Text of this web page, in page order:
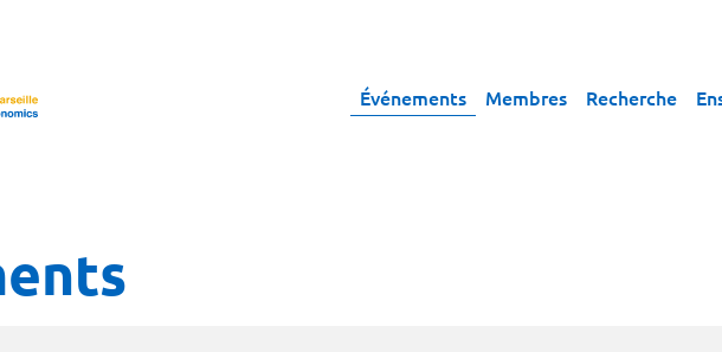
Événements Membres Recherche